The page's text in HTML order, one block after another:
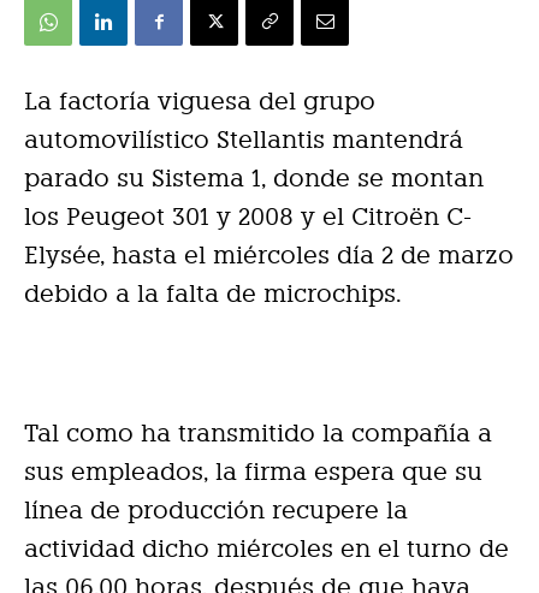
La factoría viguesa del grupo
automovilístico Stellantis mantendrá
parado su Sistema 1, donde se montan
los Peugeot 301 y 2008 y el Citroën C-
Elysée, hasta el miércoles día 2 de marzo
debido a la falta de microchips.
Tal como ha transmitido la compañía a
sus empleados, la firma espera que su
línea de producción recupere la
actividad dicho miércoles en el turno de